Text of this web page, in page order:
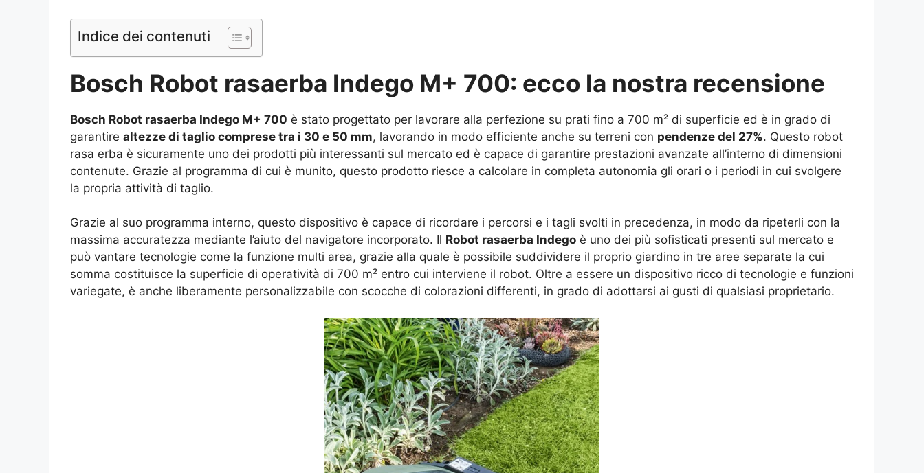
Indice dei contenuti
Bosch Robot rasaerba Indego M+ 700: ecco la nostra recensione
Bosch Robot rasaerba Indego M+ 700 è stato progettato per lavorare alla perfezione su prati fino a 700 m² di superficie ed è in grado di
garantire altezze di taglio comprese tra i 30 e 50 mm, lavorando in modo efficiente anche su terreni con pendenze del 27%. Questo robot
rasa erba è sicuramente uno dei prodotti più interessanti sul mercato ed è capace di garantire prestazioni avanzate all’interno di dimensioni
contenute. Grazie al programma di cui è munito, questo prodotto riesce a calcolare in completa autonomia gli orari o i periodi in cui svolgere
la propria attività di taglio.
Grazie al suo programma interno, questo dispositivo è capace di ricordare i percorsi e i tagli svolti in precedenza, in modo da ripeterli con la
massima accuratezza mediante l’aiuto del navigatore incorporato. Il Robot rasaerba Indego è uno dei più sofisticati presenti sul mercato e
può vantare tecnologie come la funzione multi area, grazie alla quale è possibile suddividere il proprio giardino in tre aree separate la cui
somma costituisce la superficie di operatività di 700 m² entro cui interviene il robot. Oltre a essere un dispositivo ricco di tecnologie e funzioni
variegate, è anche liberamente personalizzabile con scocche di colorazioni differenti, in grado di adottarsi ai gusti di qualsiasi proprietario.